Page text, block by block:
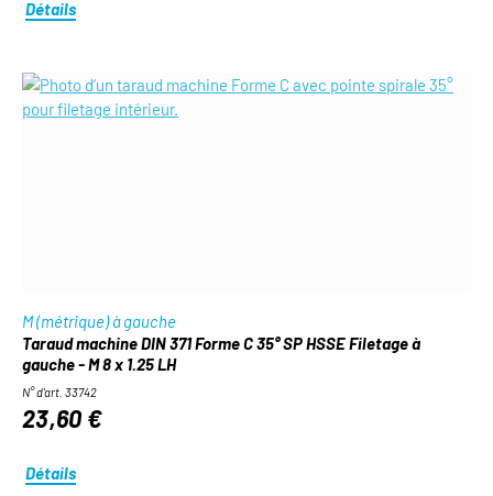
Détails
M (métrique) à gauche
Taraud machine DIN 371 Forme C 35° SP HSSE Filetage à
gauche - M 8 x 1.25 LH
N° d'art. 33742
23,60 €
Détails